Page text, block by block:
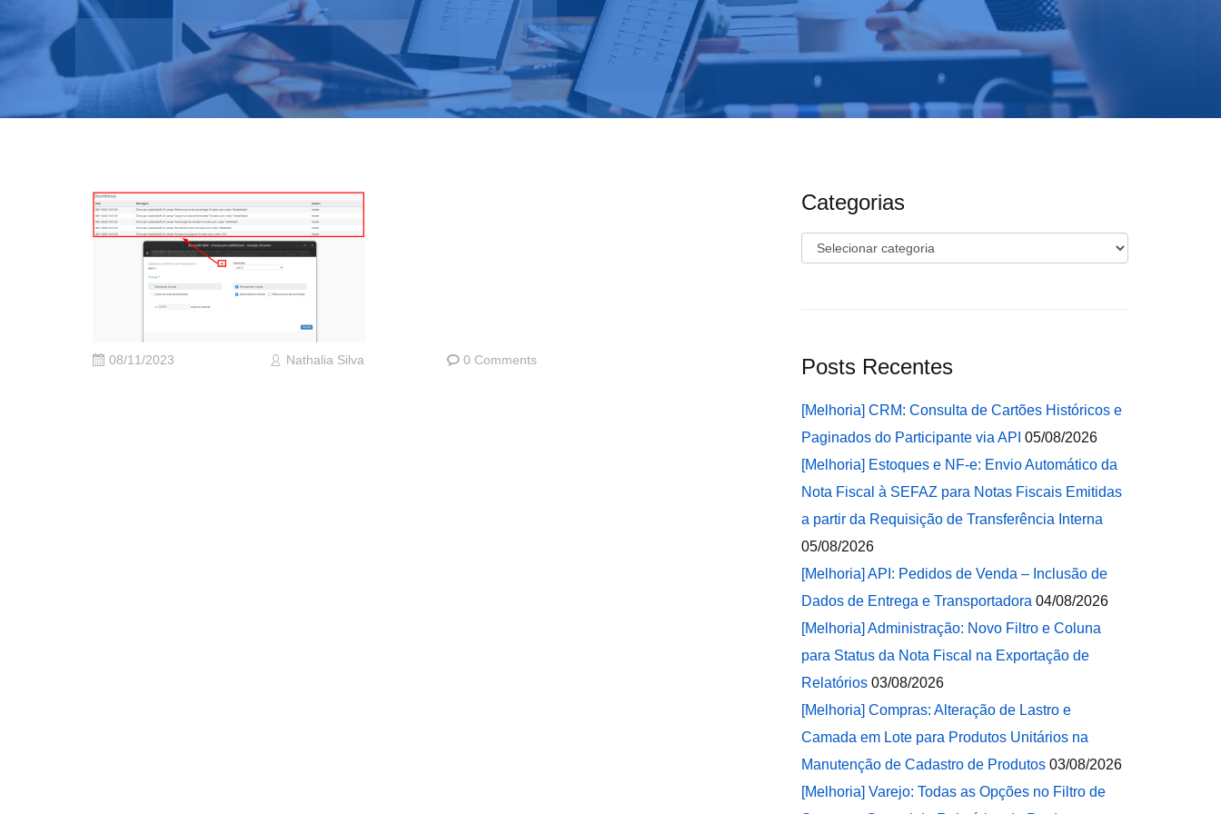
08/11/2023 Nathalia Silva 0 Comments
Categorias
Categorias
Posts Recentes
[Melhoria] CRM: Consulta de Cartões Históricos e
Paginados do Participante via API 05/08/2026
[Melhoria] Estoques e NF-e: Envio Automático da
Nota Fiscal à SEFAZ para Notas Fiscais Emitidas
a partir da Requisição de Transferência Interna
05/08/2026
[Melhoria] API: Pedidos de Venda – Inclusão de
Dados de Entrega e Transportadora 04/08/2026
[Melhoria] Administração: Novo Filtro e Coluna
para Status da Nota Fiscal na Exportação de
Relatórios 03/08/2026
[Melhoria] Compras: Alteração de Lastro e
Camada em Lote para Produtos Unitários na
Manutenção de Cadastro de Produtos 03/08/2026
[Melhoria] Varejo: Todas as Opções no Filtro de